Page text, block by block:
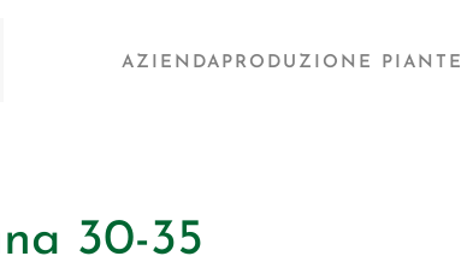
AZIENDA PRODUZIONE PIANTE
30-35